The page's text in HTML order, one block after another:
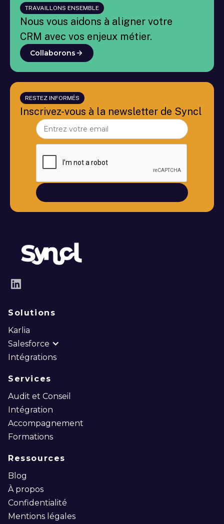
TRAVAILLONS ENSEMBLE
Nous vous aidons à aligner votre
CRM avec vos enjeux métier.
Collaborons
RESTEZ INFORMÉS
Inscrivez-vous à la newsletter de Syncl
LinkedIn
Solutions
Karlia
Salesforce
Intégrations
Services
Audit et Conseil
Intégration
Accompagnement
Formations
Ressources
Blog
À propos
Confidentialité
Mentions légales